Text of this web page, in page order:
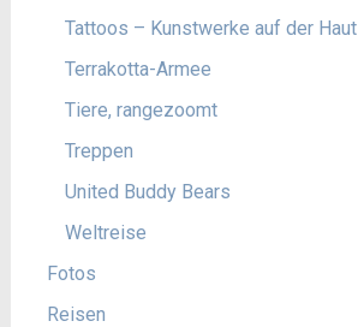
Tattoos – Kunstwerke auf der Haut
Terrakotta-Armee
Tiere, rangezoomt
Treppen
United Buddy Bears
Weltreise
Fotos
Reisen